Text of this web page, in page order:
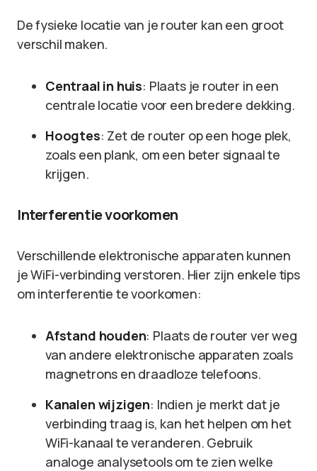
De fysieke locatie van je router kan een groot
verschil maken.
Centraal in huis: Plaats je router in een
centrale locatie voor een bredere dekking.
Hoogtes: Zet de router op een hoge plek,
zoals een plank, om een beter signaal te
krijgen.
Interferentie voorkomen
Verschillende elektronische apparaten kunnen
je WiFi-verbinding verstoren. Hier zijn enkele tips
om interferentie te voorkomen:
Afstand houden: Plaats de router ver weg
van andere elektronische apparaten zoals
magnetrons en draadloze telefoons.
Kanalen wijzigen: Indien je merkt dat je
verbinding traag is, kan het helpen om het
WiFi-kanaal te veranderen. Gebruik
analoge analysetools om te zien welke